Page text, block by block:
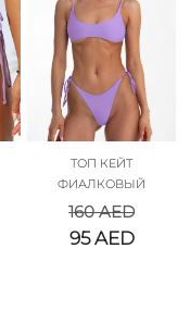
ТОП КЕЙТ
ФИАЛКОВЫЙ
160AED
95AED